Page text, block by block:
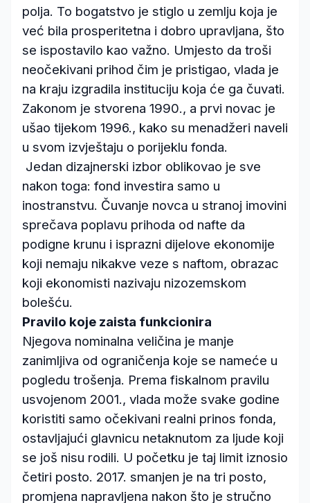
polja. To bogatstvo je stiglo u zemlju koja je
već bila prosperitetna i dobro upravljana, što
se ispostavilo kao važno. Umjesto da troši
neočekivani prihod čim je pristigao, vlada je
na kraju izgradila instituciju koja će ga čuvati.
Zakonom je stvorena 1990., a prvi novac je
ušao tijekom 1996., kako su menadžeri naveli
u svom izvještaju o porijeklu fonda.
Jedan dizajnerski izbor oblikovao je sve
nakon toga: fond investira samo u
inostranstvu. Čuvanje novca u stranoj imovini
sprečava poplavu prihoda od nafte da
podigne krunu i isprazni dijelove ekonomije
koji nemaju nikakve veze s naftom, obrazac
koji ekonomisti nazivaju nizozemskom
bolešću.
Pravilo koje zaista funkcionira
Njegova nominalna veličina je manje
zanimljiva od ograničenja koje se nameće u
pogledu trošenja. Prema fiskalnom pravilu
usvojenom 2001., vlada može svake godine
koristiti samo očekivani realni prinos fonda,
ostavljajući glavnicu netaknutom za ljude koji
se još nisu rodili. U početku je taj limit iznosio
četiri posto. 2017. smanjen je na tri posto,
promjena napravljena nakon što je stručno